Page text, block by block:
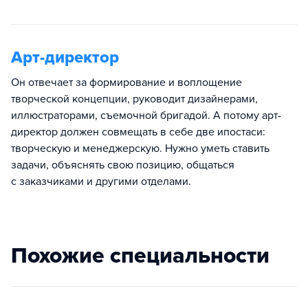
Арт-директор
Он отвечает за формирование и воплощение
творческой концепции, руководит дизайнерами,
иллюстраторами, съемочной бригадой. А потому арт-
директор должен совмещать в себе две ипостаси:
творческую и менеджерскую. Нужно уметь ставить
задачи, объяснять свою позицию, общаться
с заказчиками и другими отделами.
Похожие специальности